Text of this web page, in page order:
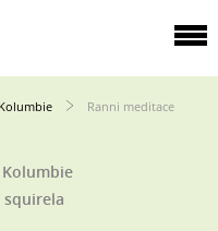
Ranni meditace
squirela